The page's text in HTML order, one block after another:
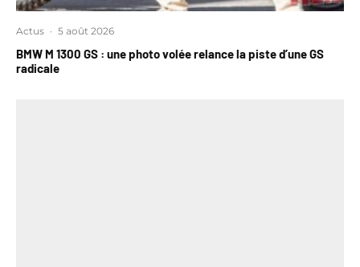
Actus · 5 août 2026
BMW M 1300 GS : une photo volée relance la piste d’une GS
radicale